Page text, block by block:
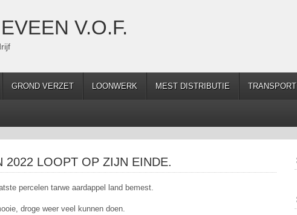
V.O.F.
GROND VERZET LOONWERK MEST DISTRIBUTIE TRANSPORT
2022 LOOPT OP ZIJN EINDE.
percelen tarwe aardappel land bemest.
droge weer veel kunnen doen.